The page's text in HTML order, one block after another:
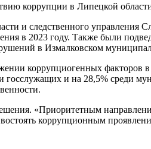
коррупции в Липецкой
и следственного управления
в 2023 году. Также были
в Измалковском
коррупциогенных
и на 28,5% среди
«Приоритетным
коррупционным